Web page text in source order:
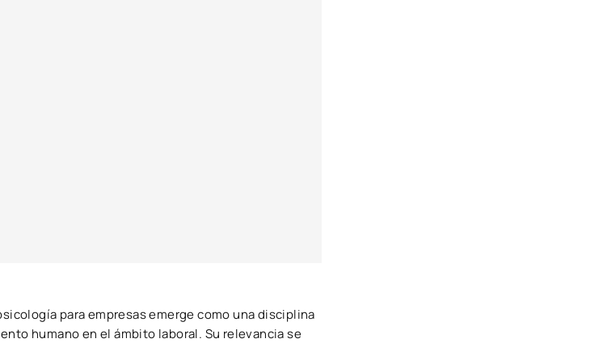
para empresas emerge como una disciplina
humano en el ámbito laboral. Su relevancia se